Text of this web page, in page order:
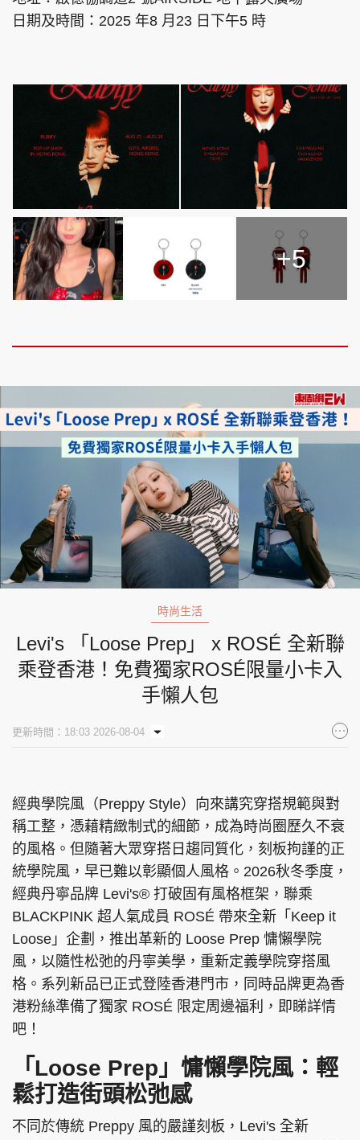
日期及時間：2025 年8 月23 日下午5 時
+5
時尚生活
Levi's 「Loose Prep」 x ROSÉ 全新聯
乘登香港！免費獨家ROSÉ限量小卡入
手懶人包
更新時間：18:03 2026-08-04
經典學院風（Preppy Style）向來講究穿搭規範與對
稱工整，憑藉精緻制式的細節，成為時尚圈歷久不衰
的風格。但隨著大眾穿搭日趨同質化，刻板拘謹的正
統學院風，早已難以彰顯個人風格。2026秋冬季度，
經典丹寧品牌 Levi's® 打破固有風格框架，聯乘
BLACKPINK 超人氣成員 ROSÉ 帶來全新「Keep it
Loose」企劃，推出革新的 Loose Prep 慵懶學院
風，以隨性松弛的丹寧美學，重新定義學院穿搭風
格。系列新品已正式登陸香港門市，同時品牌更為香
港粉絲準備了獨家 ROSÉ 限定周邊福利，即睇詳情
吧！
「Loose Prep」慵懶學院風：輕
鬆打造街頭松弛感
不同於傳統 Preppy 風的嚴謹刻板，Levi's 全新